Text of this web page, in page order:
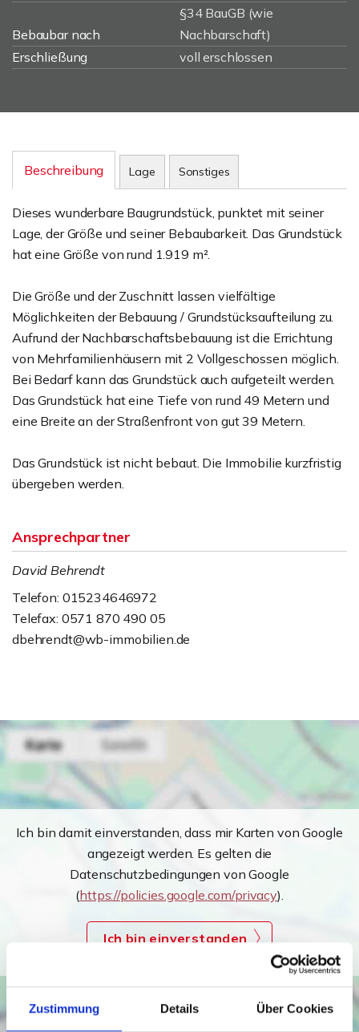
Zustimmung Details Über Cookies
Bebaubar nach
§34 BauGB (wie
Nachbarschaft)
Erschließung
voll erschlossen
Beschreibung Lage Sonstiges
Dieses wunderbare Baugrundstück, punktet mit seiner
Lage, der Größe und seiner Bebaubarkeit. Das Grundstück
hat eine Größe von rund 1.919 m².
Die Größe und der Zuschnitt lassen vielfältige
Möglichkeiten der Bebauung / Grundstücksaufteilung zu.
Aufrund der Nachbarschaftsbebauung ist die Errichtung
von Mehrfamilienhäusern mit 2 Vollgeschossen möglich.
Bei Bedarf kann das Grundstück auch aufgeteilt werden.
Das Grundstück hat eine Tiefe von rund 49 Metern und
eine Breite an der Straßenfront von gut 39 Metern.
Das Grundstück ist nicht bebaut. Die Immobilie kurzfristig
übergeben werden.
Ansprechpartner
David Behrendt
Telefon: 015234646972
Telefax: 0571 870 490 05
dbehrendt@wb-immobilien.de
Ich bin damit einverstanden, dass mir Karten von Google
angezeigt werden. Es gelten die
Datenschutzbedingungen von Google
(https://policies.google.com/privacy).
Ich bin einverstanden